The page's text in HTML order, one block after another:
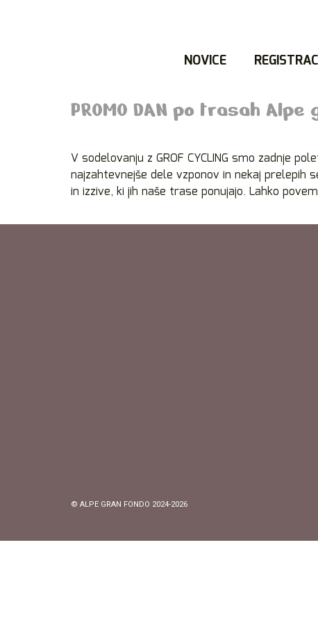
NOVICE
PROMO DAN po trasah
V sodelovanju z GROF CYCLING smo zadnje
najzahtevnejše dele vzponov in nekaj
in izzive, ki jih naše trase ponujajo. Lahko
© ALPE GRAN FONDO 2024-2026